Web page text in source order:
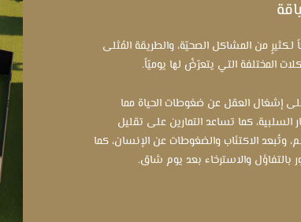
لكثيرٍ من المشاكل الصحيّة، والطريقة المُثلى
المختلفة التي يتعرّضُ لها يوميّاً.
إشغال العقل عن ضغوطات الحياة مما
كما تساعد التمارين على تقليل
وتُبعد الاكتئاب والضغوطات عن الإنسان، كما
بالتفاؤل والاسترخاء بعد يوم شاق.